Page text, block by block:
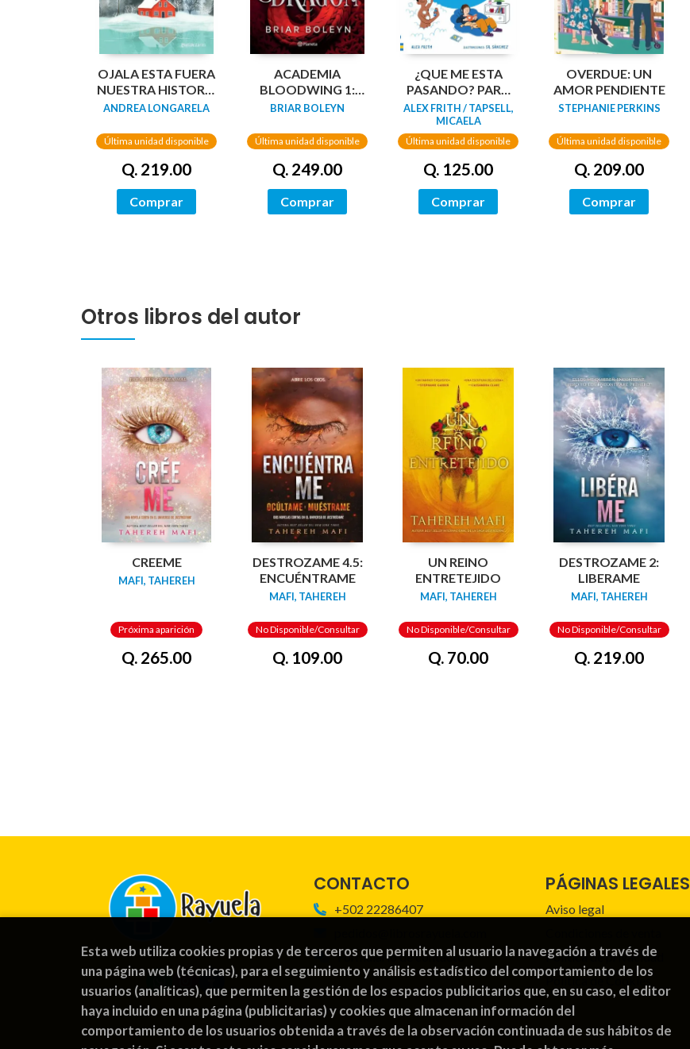
OJALA ESTA FUERA
NUESTRA HISTORIA
DE AMOR
ANDREA LONGARELA
Última unidad disponible
Q. 219.00
Comprar
ACADEMIA
BLOODWING 1:
SANGRE DE
BRIAR BOLEYN
Última unidad disponible
Q. 249.00
Comprar
¿QUE ME ESTA
PASANDO? PARA
CHICOS
ALEX FRITH / TAPSELL,
MICAELA
Última unidad disponible
Q. 125.00
Comprar
OVERDUE: UN
AMOR PENDIENTE
STEPHANIE PERKINS
Última unidad disponible
Q. 209.00
Comprar
Otros libros del autor
CREEME
MAFI, TAHEREH
Próxima aparición
Q. 265.00
DESTROZAME 4.5:
ENCUÉNTRAME
MAFI, TAHEREH
No Disponible/Consultar
Q. 109.00
UN REINO
ENTRETEJIDO
MAFI, TAHEREH
No Disponible/Consultar
Q. 70.00
DESTROZAME 2:
LIBERAME
MAFI, TAHEREH
No Disponible/Consultar
Q. 219.00
CONTACTO
+502 22286407
Formulario de contacto
PÁGINAS LEGALES
Aviso legal
Política de privacidad
Política de Cookies
Esta web utiliza cookies propias y de terceros que permiten al usuario la navegación a través de
una página web (técnicas), para el seguimiento y análisis estadístico del comportamiento de los
usuarios (analíticas), que permiten la gestión de los espacios publicitarios que, en su caso, el editor
haya incluido en una página (publicitarias) y cookies que almacenan información del
comportamiento de los usuarios obtenida a través de la observación continuada de sus hábitos de